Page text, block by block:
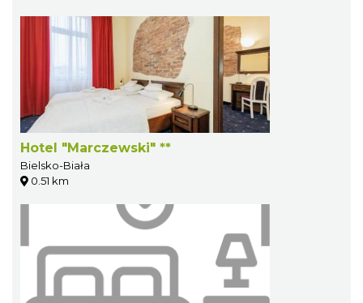
Hotel "Marczewski" **
Bielsko-Biała
0.51 km